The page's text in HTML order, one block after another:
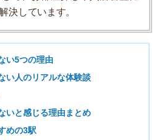
決しています。
い5つの理由
い人のリアルな体験談
いと感じる理由まとめ
めの3駅